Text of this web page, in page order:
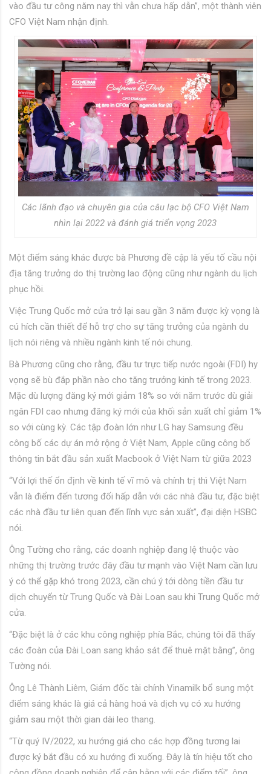
vào đầu tư công năm nay thì vẫn chưa hấp dẫn”, một thành viên
CFO Việt Nam nhận định.
Các lãnh đạo và chuyên gia của câu lạc bộ CFO Việt Nam
nhìn lại 2022 và đánh giá triển vọng 2023
Một điểm sáng khác được bà Phương đề cập là yếu tố cầu nội
địa tăng trưởng do thị trường lao động cũng như ngành du lịch
phục hồi.
Việc Trung Quốc mở cửa trở lại sau gần 3 năm được kỳ vọng là
cú hích cần thiết để hỗ trợ cho sự tăng trưởng của ngành du
lịch nói riêng và nhiều ngành kinh tế nói chung.
Bà Phương cũng cho rằng, đầu tư trực tiếp nước ngoài (FDI) hy
vọng sẽ bù đắp phần nào cho tăng trưởng kinh tế trong 2023.
Mặc dù lượng đăng ký mới giảm 18% so với năm trước dù giải
ngân FDI cao nhưng đăng ký mới của khối sản xuất chỉ giảm 1%
so với cùng kỳ. Các tập đoàn lớn như LG hay Samsung đều
công bố các dự án mở rộng ở Việt Nam, Apple cũng công bố
thông tin bắt đầu sản xuất Macbook ở Việt Nam từ giữa 2023
“Với lợi thế ổn định về kinh tế vĩ mô và chính trị thì Việt Nam
vẫn là điểm đến tương đối hấp dẫn với các nhà đầu tư, đặc biệt
các nhà đầu tư liên quan đến lĩnh vực sản xuất”, đại diện HSBC
nói.
Ông Tường cho rằng, các doanh nghiệp đang lệ thuộc vào
những thị trường trước đây đầu tư mạnh vào Việt Nam cần lưu
ý có thể gặp khó trong 2023, cần chú ý tới dòng tiền đầu tư
dịch chuyển từ Trung Quốc và Đài Loan sau khi Trung Quốc mở
cửa.
“Đặc biệt là ở các khu công nghiệp phía Bắc, chúng tôi đã thấy
các đoàn của Đài Loan sang khảo sát để thuê mặt bằng”, ông
Tường nói.
Ông Lê Thành Liêm, Giám đốc tài chính Vinamilk bổ sung một
điểm sáng khác là giá cả hàng hoá và dịch vụ có xu hướng
giảm sau một thời gian dài leo thang.
“Từ quý IV/2022, xu hướng giá cho các hợp đồng tương lai
được ký bắt đầu có xu hướng đi xuống. Đây là tín hiệu tốt cho